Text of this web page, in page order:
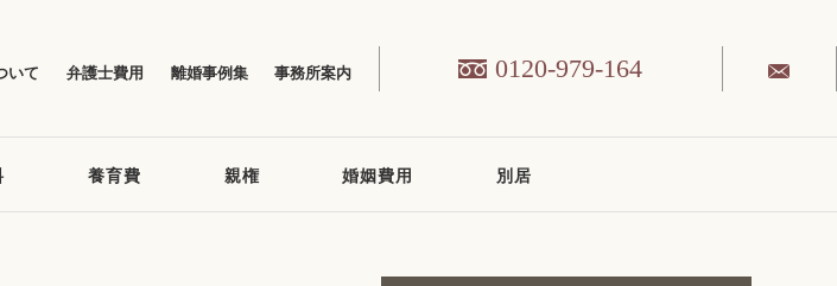
いて 弁護士費用 離婚事例集 事務所案内 0120-979-164
養育費 親権 婚姻費用 別居